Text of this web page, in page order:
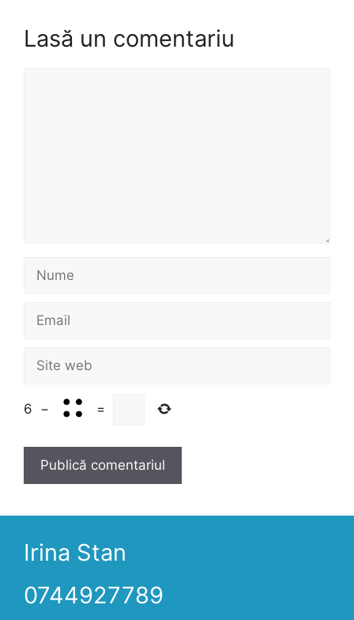
Lasă un comentariu
Nume
Email
Site
web
6 − =
Irina Stan
0744927789